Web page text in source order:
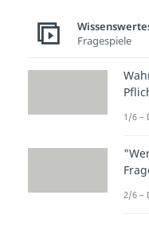
Mit
die
Fragespiele
1/6 –
2/6 –